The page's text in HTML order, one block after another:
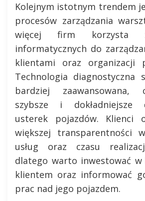
Kolejnym istotnym trendem
procesów zarządzania
więcej firm korzysta
informatycznych do
klientami oraz organizacji
Technologia diagnostyczna
bardziej zaawansowana,
szybsze i dokładniejsze
usterek pojazdów. Klienci
większej transparentności
usług oraz czasu
dlatego warto inwestować w
klientem oraz informować
prac nad jego pojazdem.